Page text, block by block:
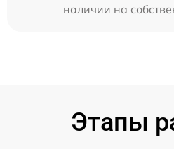
наличии на
Этапы